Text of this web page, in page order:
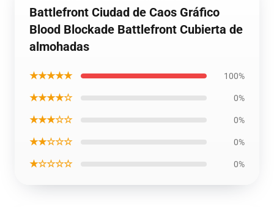
Battlefront Ciudad de Caos Gráfico
Blood Blockade Battlefront Cubierta de
almohadas
★★★★★ 100%
★★★★☆ 0%
★★★☆☆ 0%
★★☆☆☆ 0%
★☆☆☆☆ 0%